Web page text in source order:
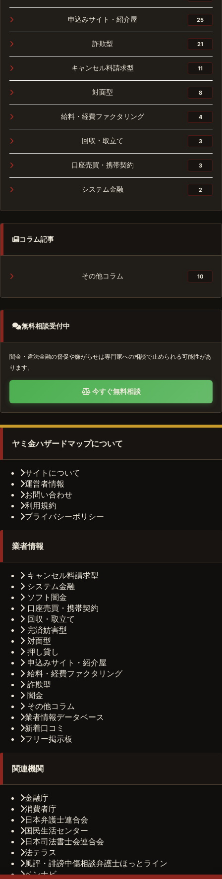
申込みサイト・紹介屋 25
詐欺型 21
キャンセル料請求型 11
対面型 8
給料・経費ファクタリング 4
回収・取立て 3
口座売買・携帯契約 3
システム金融 2
コラム記事
その他コラム 10
無料相談受付中
闇金・違法金融の督促や嫌がらせは専門家への相談で止められる可能性があ
ります。
今すぐ無料相談
ヤミ金ハザードマップについて
サイトについて
運営者情報
お問い合わせ
利用規約
プライバシーポリシー
業者情報
キャンセル料請求型
システム金融
ソフト闇金
口座売買・携帯契約
回収・取立て
完済妨害型
対面型
押し貸し
申込みサイト・紹介屋
給料・経費ファクタリング
詐欺型
闇金
その他コラム
業者情報データベース
新着口コミ
フリー掲示板
関連機関
金融庁
消費者庁
日本弁護士連合会
国民生活センター
日本司法書士会連合会
法テラス
風評・誹謗中傷相談弁護士ほっとライン
ベンナビ